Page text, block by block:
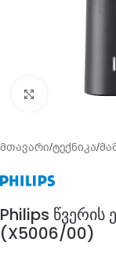
გადიდება
მთავარი/ტექნიკა/
Philips წვერის
(X5006/00)